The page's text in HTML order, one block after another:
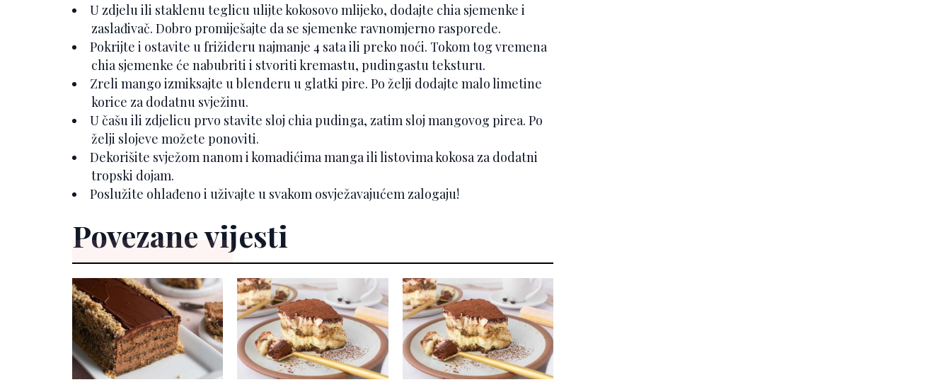
U zdjelu ili staklenu teglicu ulijte kokosovo mlijeko, dodajte chia sjemenke i
zaslađivač. Dobro promiješajte da se sjemenke ravnomjerno rasporede.
Pokrijte i ostavite u frižideru najmanje 4 sata ili preko noći. Tokom tog vremena
chia sjemenke će nabubriti i stvoriti kremastu, pudingastu teksturu.
Zreli mango izmiksajte u blenderu u glatki pire. Po želji dodajte malo limetine
korice za dodatnu svježinu.
U čašu ili zdjelicu prvo stavite sloj chia pudinga, zatim sloj mangovog pirea. Po
želji slojeve možete ponoviti.
Dekorišite svježom nanom i komadićima manga ili listovima kokosa za dodatni
tropski dojam.
Poslužite ohlađeno i uživajte u svakom osvježavajućem zalogaju!
Povezane vijesti